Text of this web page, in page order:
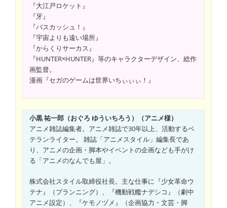
『大江戸ロケット』
『牙』
『バスカッシュ！』
『宇宙よりも遠い場所』
『からくりサーカス』
『HUNTER×HUNTER』等のキャラクターデザイン、総作
画監督。
漫画『セガのゲームは世界いちぃぃぃ！』
小黒 祐一郎（おぐろ ゆういちろう）（アニメ様）
アニメ雑誌編集者。アニメ雑誌で30年以上、活動するベ
テランライター。 雑誌「アニメスタイル」編集長であ
り、アニメの企画・脚本やイベントの企画なども手がけ
る「アニメのなんでも屋」。
株式会社スタイル取締役社長。主な仕事に『少女革命ウ
テナ』（プランニング）、『機動戦艦ナデシコ』（劇中
アニメ設定）、『ケモノヅメ』（企画協力・文芸・脚